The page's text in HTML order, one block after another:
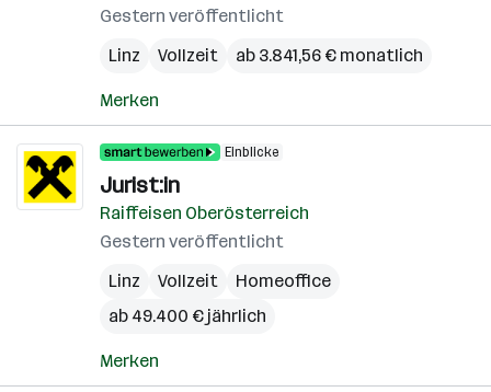
Gestern veröffentlicht
Linz
Vollzeit ab 3.841,56 € monatlich
Merken
Einblicke
Jurist:in
Raiffeisen Oberösterreich
Gestern veröffentlicht
Linz
Vollzeit
Homeoffice
ab 49.400 € jährlich
Merken